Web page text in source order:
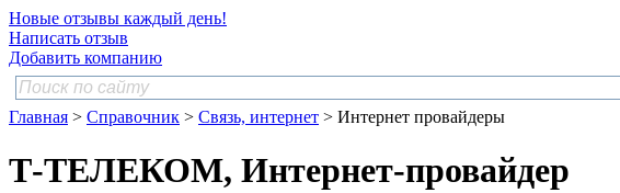
Новые отзывы каждый день!
Написать отзыв
Добавить компанию
Главная > Справочник > Связь, интернет > Интернет провайдеры
Т-ТЕЛЕКОМ, Интернет-провайдер